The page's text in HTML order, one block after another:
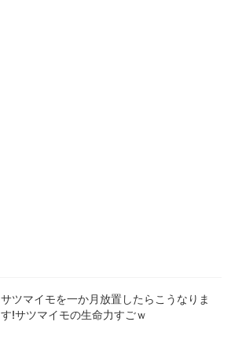
サツマイモを一か月放置したらこうなりま
す!サツマイモの生命力すごｗ